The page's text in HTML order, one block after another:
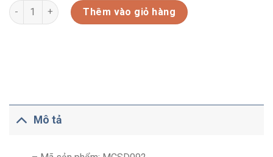
HỘP THỦY TINH CƯỜNG LỰC (MCSD092) số lượng
Thêm vào giỏ hàng
Mô tả